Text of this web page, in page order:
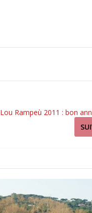
Lou Rampeù 2011 : bon